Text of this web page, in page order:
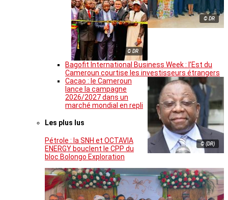
© DR
© DR
Bagofit International Business Week : l’Est du
Cameroun courtise les investisseurs étrangers
© (DR)
Cacao : le Cameroun
lance la campagne
2026/2027 dans un
marché mondial en repli
Les plus lus
Pétrole : la SNH et OCTAVIA
ENERGY bouclent le CPP du
bloc Bolongo Exploration